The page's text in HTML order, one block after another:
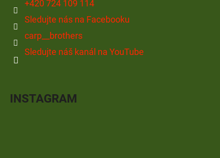
+420 724 109 114
Sledujte nás na Facebooku
carp__brothers
Sledujte náš kanál na YouTube
INSTAGRAM